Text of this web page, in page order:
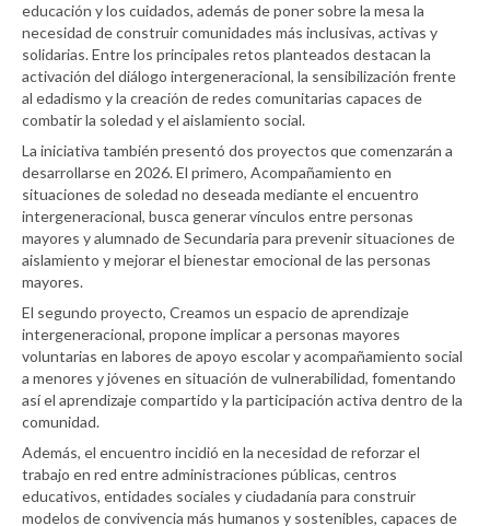
educación y los cuidados, además de poner sobre la mesa la
necesidad de construir comunidades más inclusivas, activas y
solidarias. Entre los principales retos planteados destacan la
activación del diálogo intergeneracional, la sensibilización frente
al edadismo y la creación de redes comunitarias capaces de
combatir la soledad y el aislamiento social.
La iniciativa también presentó dos proyectos que comenzarán a
desarrollarse en 2026. El primero, Acompañamiento en
situaciones de soledad no deseada mediante el encuentro
intergeneracional, busca generar vínculos entre personas
mayores y alumnado de Secundaria para prevenir situaciones de
aislamiento y mejorar el bienestar emocional de las personas
mayores.
El segundo proyecto, Creamos un espacio de aprendizaje
intergeneracional, propone implicar a personas mayores
voluntarias en labores de apoyo escolar y acompañamiento social
a menores y jóvenes en situación de vulnerabilidad, fomentando
así el aprendizaje compartido y la participación activa dentro de la
comunidad.
Además, el encuentro incidió en la necesidad de reforzar el
trabajo en red entre administraciones públicas, centros
educativos, entidades sociales y ciudadanía para construir
modelos de convivencia más humanos y sostenibles, capaces de